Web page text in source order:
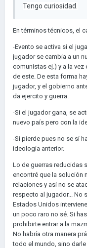
Tengo curiosidad.
En términos técnicos, el
-Evento se activa si el
jugador se cambia a un
comunistas ej.) y a la vez
de este. De esta forma
jugador, y el gobierno
da ejercito y guerra.
-Si el jugador gana, se
nuevo país pero con la
-Si pierde pues no se sí
ideologia anterior.
Lo de guerras reducidas
encontré que la solución
relaciones y así no se
respecto al jugador... No
Estados Unidos
un poco raro no sé. Si
prohibirte entrar a la
No habría otra manera
todo el mundo, sino